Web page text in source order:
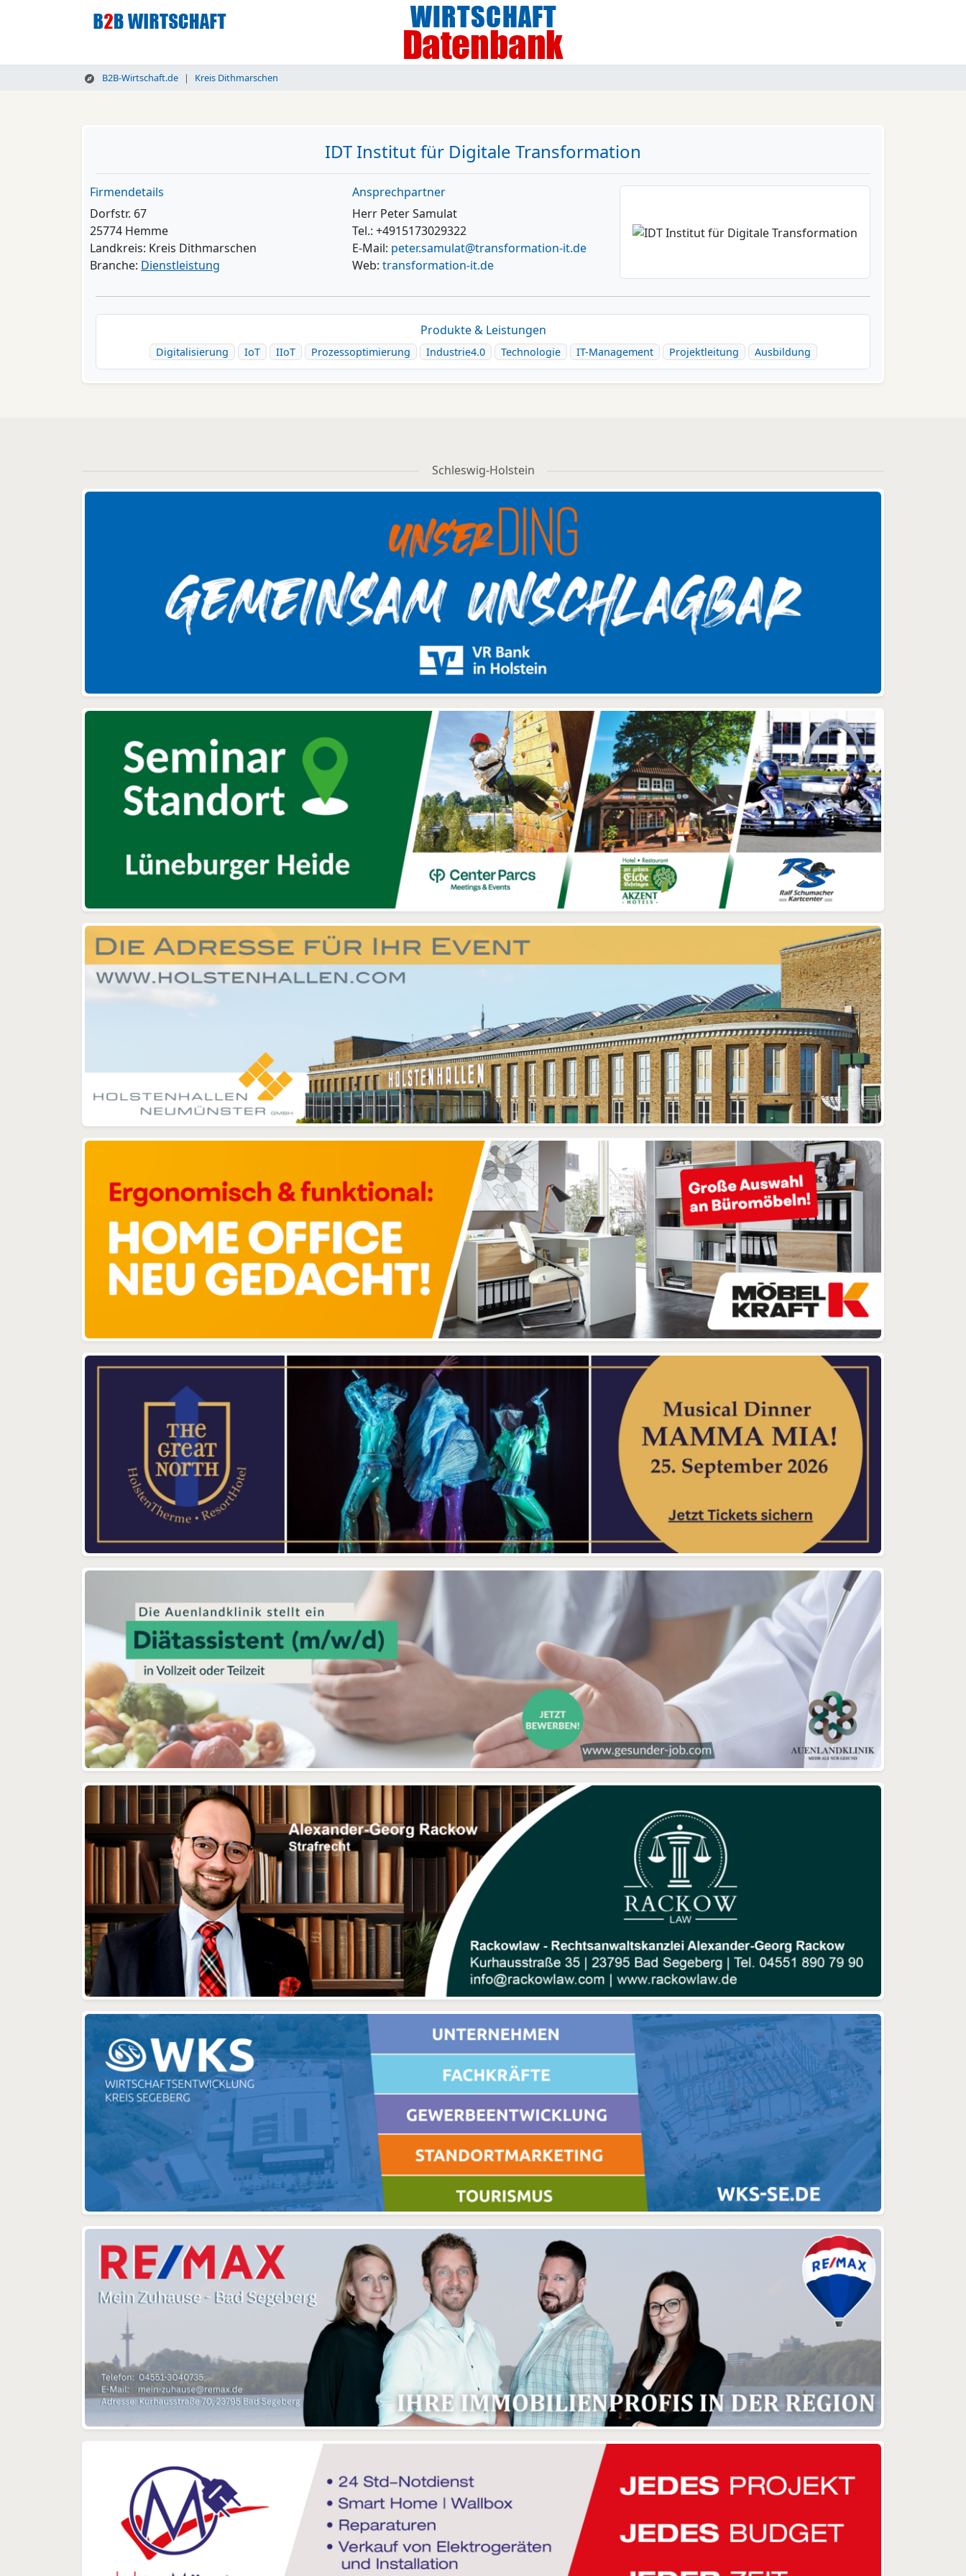
B2B-Wirtschaft.de Kreis Dithmarschen
IDT Institut für Digitale Transformation
Firmendetails
Dorfstr. 67
25774 Hemme
Landkreis: Kreis Dithmarschen
Branche: Dienstleistung
Ansprechpartner
Herr Peter Samulat
Tel.: +4915173029322
E-Mail: peter.samulat@transformation-it.de
Web: transformation-it.de
Produkte & Leistungen
Digitalisierung IoT IIoT Prozessoptimierung Industrie4.0 Technologie IT-Management Projektleitung Ausbildung
Schleswig-Holstein